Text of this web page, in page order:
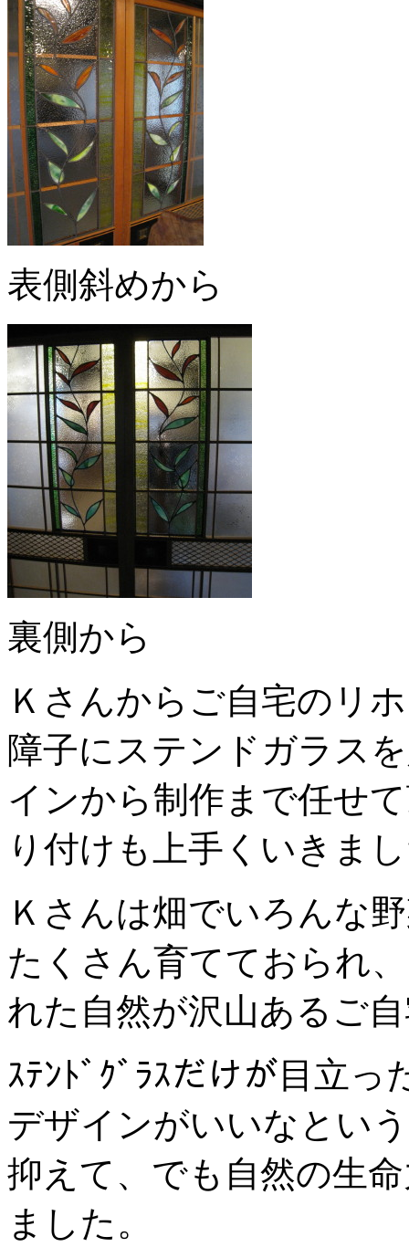
表側斜めから
裏側から
Ｋさんからご自宅のリ
障子にステンドガラス
インから制作まで任せ
り付けも上手くいきま
Ｋさんは畑でいろんな
たくさん育てておられ
れた自然が沢山あるご
ｽﾃﾝﾄﾞｸﾞﾗｽだけが目立
デザインがいいなとい
抑えて、でも自然の生
ました。